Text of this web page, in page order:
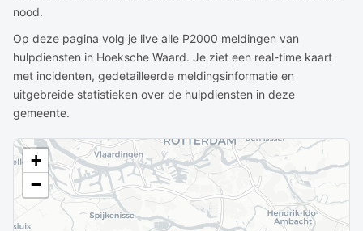
nood.
Op deze pagina volg je live alle P2000 meldingen van
hulpdiensten in Hoeksche Waard. Je ziet een real-time kaart
met incidenten, gedetailleerde meldingsinformatie en
uitgebreide statistieken over de hulpdiensten in deze
gemeente.
+
−